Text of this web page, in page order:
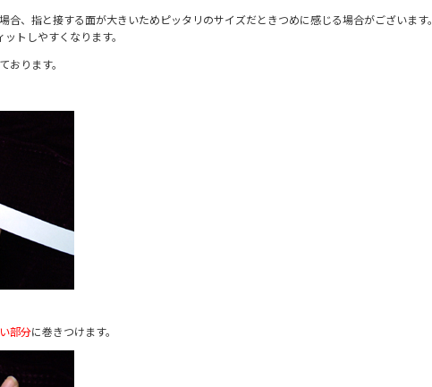
合、指と接する面が大きいためピッタリのサイズだときつめに感じる場合がございます。
トしやすくなります。
ります。
部分に巻きつけます。